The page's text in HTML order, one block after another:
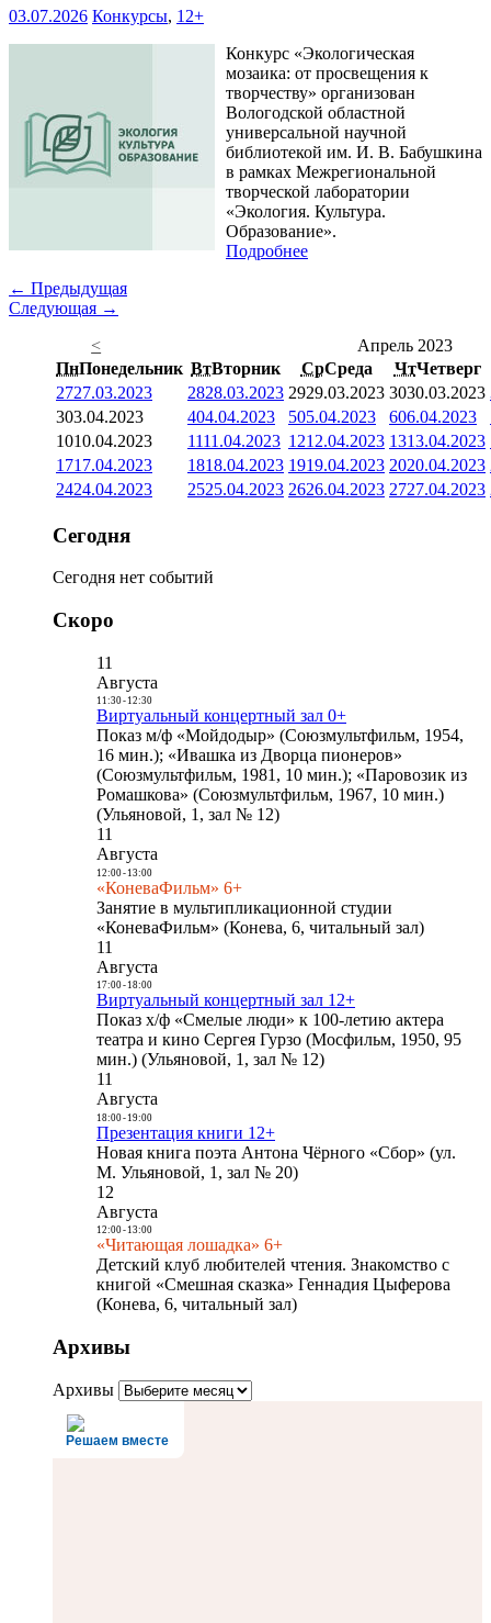
03.07.2026 Конкурсы, 12+
Конкурс «Экологическая
мозаика: от просвещения к
творчеству» организован
Вологодской областной
универсальной научной
библиотекой им. И. В. Бабушкина
в рамках Межрегиональной
творческой лаборатории
«Экология. Культура.
Образование».
Подробнее
← Предыдущая
Следующая →
<
Апрель 2023
ПнПонедельник ВтВторник СрСреда ЧтЧетверг
2727.03.2023 2828.03.2023 2929.03.2023 3030.03.2023
303.04.2023 404.04.2023 505.04.2023 606.04.2023
1010.04.2023 1111.04.2023 1212.04.2023 1313.04.2023
1717.04.2023 1818.04.2023 1919.04.2023 2020.04.2023
2424.04.2023 2525.04.2023 2626.04.2023 2727.04.2023
Сегодня
Сегодня нет событий
Скоро
11
Августа
11:30- 12:30
Виртуальный концертный зал 0+
Показ м/ф «Мойдодыр» (Союзмультфильм, 1954,
16 мин.); «Ивашка из Дворца пионеров»
(Союзмультфильм, 1981, 10 мин.); «Паровозик из
Ромашкова» (Союзмультфильм, 1967, 10 мин.)
(Ульяновой, 1, зал № 12)
11
Августа
12:00- 13:00
«КоневаФильм» 6+
Занятие в мультипликационной студии
«КоневаФильм» (Конева, 6, читальный зал)
11
Августа
17:00- 18:00
Виртуальный концертный зал 12+
Показ х/ф «Смелые люди» к 100-летию актера
театра и кино Сергея Гурзо (Мосфильм, 1950, 95
мин.) (Ульяновой, 1, зал № 12)
11
Августа
18:00- 19:00
Презентация книги 12+
Новая книга поэта Антона Чёрного «Сбор» (ул.
М. Ульяновой, 1, зал № 20)
12
Августа
12:00- 13:00
«Читающая лошадка» 6+
Детский клуб любителей чтения. Знакомство с
книгой «Смешная сказка» Геннадия Цыферова
(Конева, 6, читальный зал)
Архивы
Архивы
Решаем вместе